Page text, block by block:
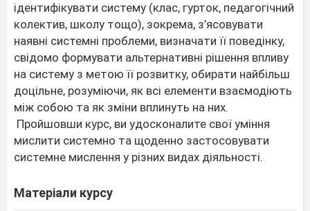
ідентифікувати систему (клас, гурток, педагогічний
колектив, школу тощо), зокрема, з’ясовувати
наявні системні проблеми, визначати її поведінку,
свідомо формувати альтернативні рішення впливу
на систему з метою її розвитку, обирати найбільш
доцільне, розуміючи, як всі елементи взаємодіють
між собою та як зміни вплинуть на них.
Пройшовши курс, ви удосконалите свої уміння
мислити системно та щоденно застосовувати
системне мислення у різних видах діяльності.
Матеріали курсу